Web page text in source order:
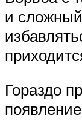
и
Гораздо